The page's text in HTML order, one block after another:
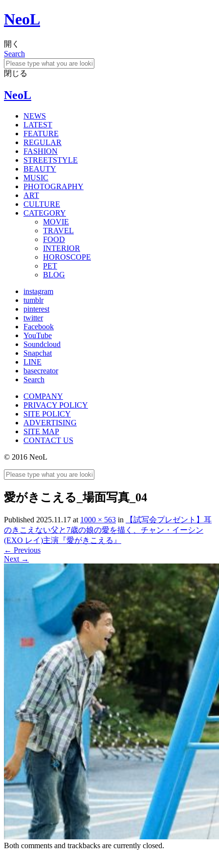
NeoL
開く
Search
閉じる
NeoL
NEWS
LATEST
FEATURE
REGULAR
FASHION
STREETSTYLE
BEAUTY
MUSIC
PHOTOGRAPHY
ART
CULTURE
CATEGORY
MOVIE
TRAVEL
FOOD
INTERIOR
HOROSCOPE
PET
BLOG
instagram
tumblr
pinterest
twitter
Facebook
YouTube
Soundcloud
Snapchat
LINE
basecreator
Search
COMPANY
PRIVACY POLICY
SITE POLICY
ADVERTISING
SITE MAP
CONTACT US
© 2016 NeoL
愛がきこえる_場面写真_04
Published 2025.11.17 at 1000 × 563 in
【試写会プレゼント】耳
のきこえない父と7歳の娘の愛を描く、チャン・イーシン
(EXO レイ)主演『愛がきこえる』
← Previous
Next →
Both comments and trackbacks are currently closed.